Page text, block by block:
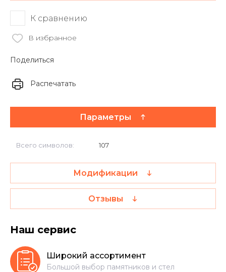
К сравнению
В избранное
Поделиться
Распечатать
Параметры
Всего символов: 107
Модификации
Отзывы
Наш сервис
Широкий ассортимент
Большой выбор памятников и стел